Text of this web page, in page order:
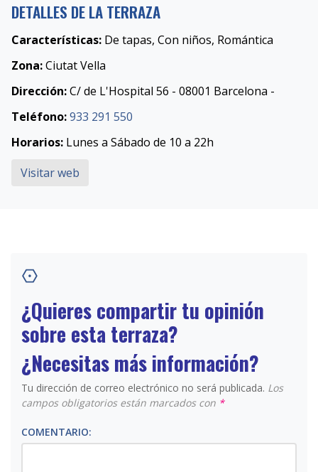
DETALLES DE LA TERRAZA
Características: De tapas, Con niños, Romántica
Zona:Ciutat Vella
Dirección:C/ de L'Hospital 56 - 08001 Barcelona -
Teléfono:933 291 550
Horarios: Lunes a Sábado de 10 a 22h
Visitar web
¿Quieres compartir tu opinión
sobre esta terraza?
¿Necesitas más información?
Tu dirección de correo electrónico no será publicada. Los
campos obligatorios están marcados con *
COMENTARIO: